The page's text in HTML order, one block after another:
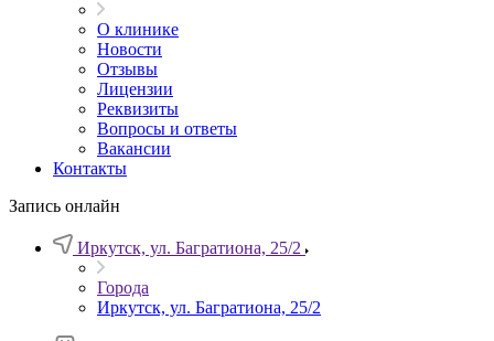
О клинике
Новости
Отзывы
Лицензии
Реквизиты
Вопросы и ответы
Вакансии
Контакты
Запись онлайн
Иркутск, ул. Багратиона, 25/2
Города
Иркутск, ул. Багратиона, 25/2